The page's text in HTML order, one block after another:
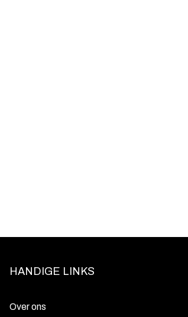
HANDIGE LINKS
Over ons